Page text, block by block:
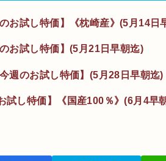
お試し特価】《枕崎産》(5月14日
お試し特価】(5月21日早朝迄)
週のお試し特価】(5月28日早朝迄)
試し特価】《国産100％》(6月4早